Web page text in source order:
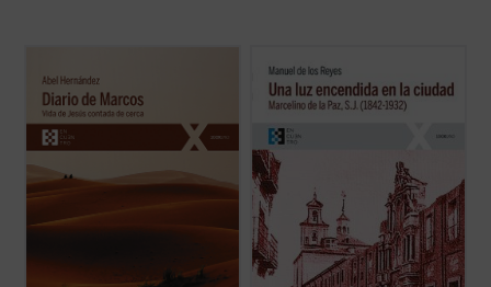
maestría como cronista para dar color y
vida a la historia de Jesús de Nazaret, que
es «contada de cerca» por un aún joven e
inexperto evangelista Marcos, a quien
Jesús le encarga, nada más conocerle ...
(ver ficha)
ingresó en el noviciado de la Compañía de
Jesús. Docente, predicador, misionero,
confesor e impulsor de obras sociales, su
implicación en el ministerio del ...
(ver ficha)